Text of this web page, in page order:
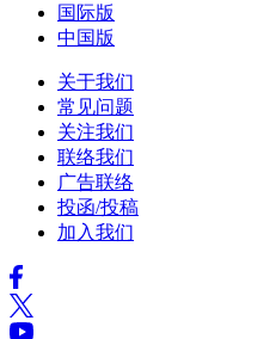
国际版
中国版
关于我们
常见问题
关注我们
联络我们
广告联络
投函/投稿
加入我们